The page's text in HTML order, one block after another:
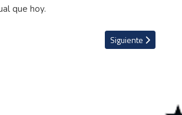
que hoy.
Barcelona confía en el mismo abogado que
Artículo siguiente:
Siguiente